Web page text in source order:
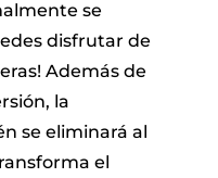
se
disfrutar de
Además de
la
se eliminará al
el